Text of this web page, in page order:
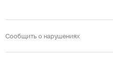
Сообщить о нарушениях